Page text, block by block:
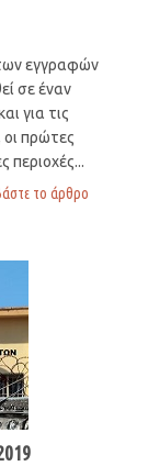
εγγραφών
σε έναν
για τις
πρώτες
περιοχές...
το άρθρο